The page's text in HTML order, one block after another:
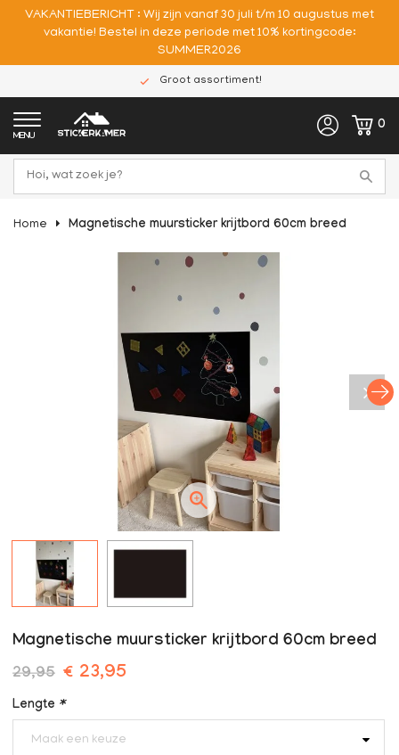
VAKANTIEBERICHT : Wij zijn vanaf 30 juli t/m 10 augustus met
vakantie! Bestel in deze periode met 10% kortingcode:
SUMMER2026
Groot assortiment!
MENU
0
Home Magnetische muursticker krijtbord 60cm breed
Magnetische muursticker krijtbord 60cm breed
29,95 € 23,95
Lengte *
Maak een keuze